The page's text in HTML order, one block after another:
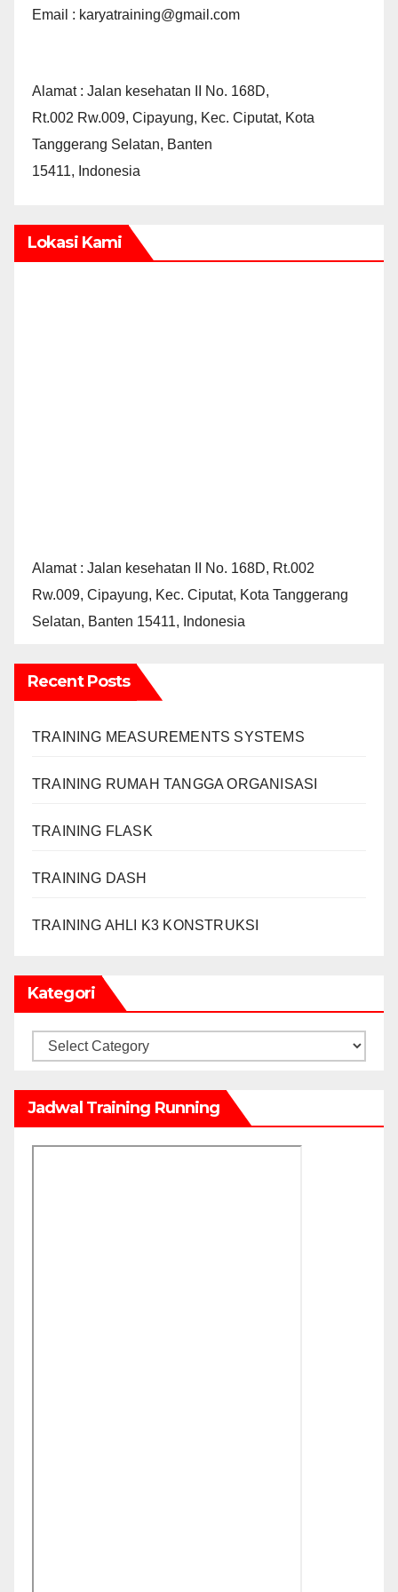
Email : karyatraining@gmail.com
Alamat : Jalan kesehatan II No. 168D,
Rt.002 Rw.009, Cipayung, Kec. Ciputat, Kota
Tanggerang Selatan, Banten
15411, Indonesia
Lokasi Kami
Alamat : Jalan kesehatan II No. 168D, Rt.002
Rw.009, Cipayung, Kec. Ciputat, Kota Tanggerang
Selatan, Banten 15411, Indonesia
Recent Posts
TRAINING MEASUREMENTS SYSTEMS
TRAINING RUMAH TANGGA ORGANISASI
TRAINING FLASK
TRAINING DASH
TRAINING AHLI K3 KONSTRUKSI
Kategori
Kategori
Jadwal Training Running